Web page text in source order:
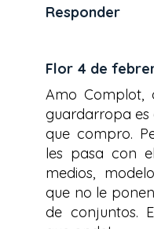
Responder
Flor 4 de
Amo
guardarropa es
que compro.
les pasa con
medios,
que no le
de conjuntos.